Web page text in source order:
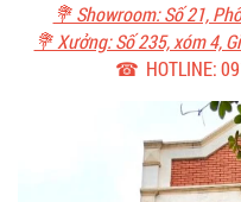
💐 Showroom: Số 21,
💐 Xưởng: Số 235, xóm 4,
☎ HOTLINE: